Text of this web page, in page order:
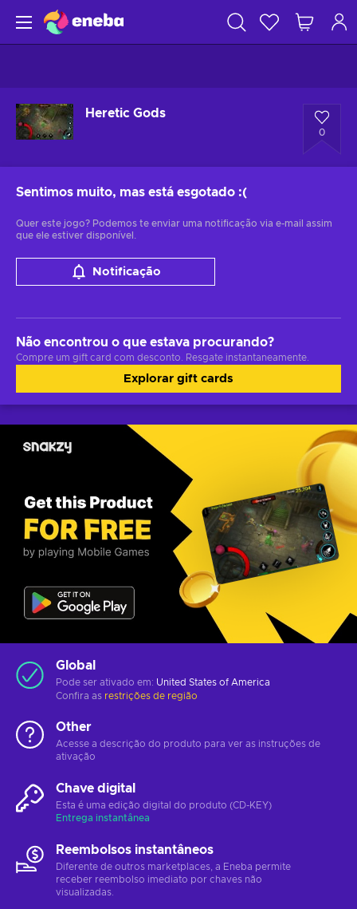
Heretic Gods
0
Sentimos muito, mas está esgotado :(
Quer este jogo? Podemos te enviar uma notificação via e-mail assim
que ele estiver disponível.
Notificação
Não encontrou o que estava procurando?
Compre um gift card com desconto. Resgate instantaneamente.
Explorar gift cards
Global
Pode ser ativado em: United States of America
Confira as restrições de região
Other
Acesse a descrição do produto para ver as instruções de
ativação
Chave digital
Esta é uma edição digital do produto (CD-KEY)
Entrega instantânea
Reembolsos instantâneos
Diferente de outros marketplaces, a Eneba permite
receber reembolso imediato por chaves não
visualizadas.